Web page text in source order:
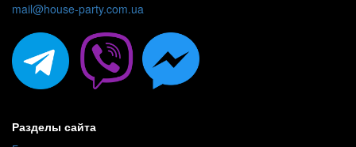
mail@house-party.com.ua
Разделы сайта